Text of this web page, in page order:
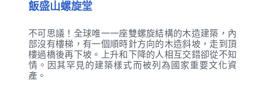
飯盛山螺旋堂
不可思議！全球唯一一座雙螺旋結構的木造建築，內
部沒有樓梯，有一個順時針方向的木造斜坡，走到頂
樓過橋後再下坡。上升和下降的人相互交錯卻從不知
情。因其罕見的建築樣式而被列為國家重要文化資
產。